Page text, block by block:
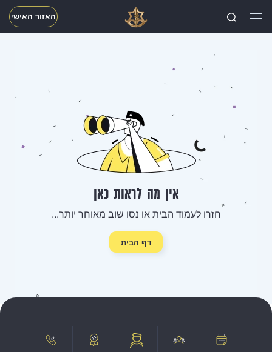
חפשו האזור האישי
אין מה לראות כאן
חזרו לעמוד הבית או נסו שוב מאוחר יותר...
דף הבית